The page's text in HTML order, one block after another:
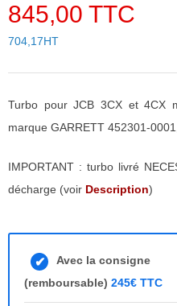
845,00 TTC
704,17HT
Turbo pour JCB 3CX et 4CX
marque GARRETT 452301-
IMPORTANT : turbo livré
décharge (voir Description)
Avec la consigne
(remboursable) 245€ TTC